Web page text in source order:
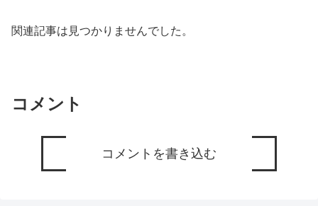
関連記事は見つかりませんでした。
コメント
コメントを書き込む